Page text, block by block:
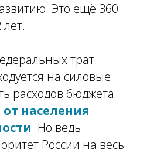
Это ещё 360
трат.
на силовые
расходов бюджета
населения
. Но ведь
России на весь